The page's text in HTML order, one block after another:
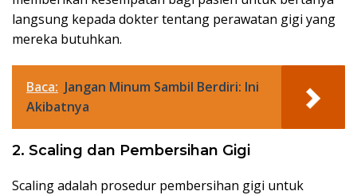
langsung kepada dokter tentang perawatan gigi yang
mereka butuhkan.
Baca: Jangan Minum Sambil Berdiri: Ini
Akibatnya
2. Scaling dan Pembersihan Gigi
Scaling adalah prosedur pembersihan gigi untuk